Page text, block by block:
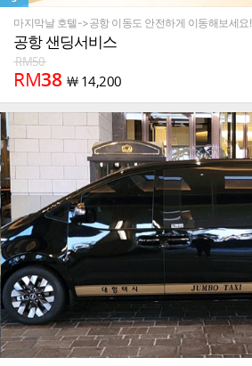
마지막날 호텔->공항 이동도 안전하게 이동해보세요!
공항 샌딩서비스
RM50
RM38 ￦ 14,200